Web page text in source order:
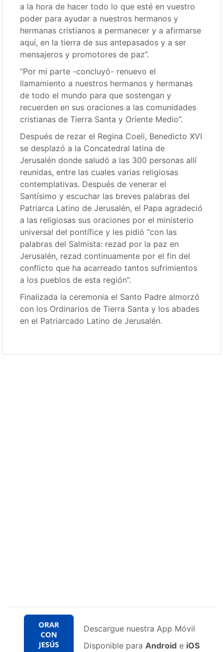
a la hora de hacer todo lo que esté en vuestro
poder para ayudar a nuestros hermanos y
hermanas cristianos a permanecer y a afirmarse
aquí, en la tierra de sus antepasados y a ser
mensajeros y promotores de paz”.
“Por mi parte -concluyó- renuevo el
llamamiento a nuestros hermanos y hermanas
de todo el mundo para que sostengan y
recuerden en sus oraciones a las comunidades
cristianas de Tierra Santa y Oriente Medio”.
Después de rezar el Regina Coeli, Benedicto XVI
se desplazó a la Concatedral latina de
Jerusalén donde saludó a las 300 personas allí
reunidas, entre las cuales varias religiosas
contemplativas. Después de venerar el
Santísimo y escuchar las breves palabras del
Patriarca Latino de Jerusalén, el Papa agradeció
a las religiosas sus oraciones por el ministerio
universal del pontífice y les pidió “con las
palabras del Salmista: rezad por la paz en
Jerusalén, rezad continuamente por el fin del
conflicto que ha acarreado tantos sufrimientos
a los pueblos de esta región”.
Finalizada la ceremonia el Santo Padre almorzó
con los Ordinarios de Tierra Santa y los abades
en el Patriarcado Latino de Jerusalén.
Descargue nuestra App Móvil
Disponible para Android e iOS